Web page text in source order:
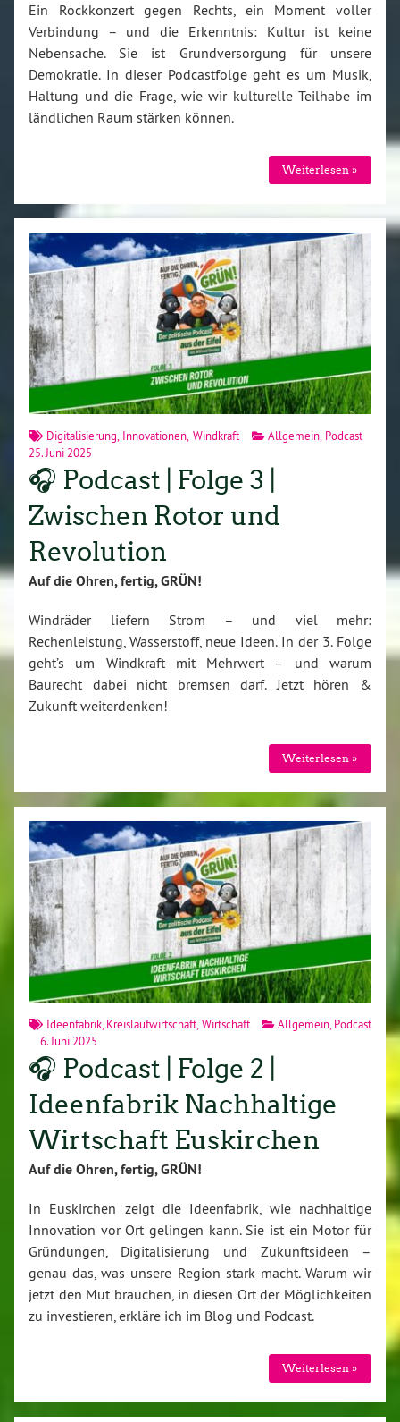
Ein Rockkonzert gegen Rechts, ein Moment voller
Verbindung – und die Erkenntnis: Kultur ist keine
Nebensache. Sie ist Grundversorgung für unsere
Demokratie. In dieser Podcastfolge geht es um Musik,
Haltung und die Frage, wie wir kulturelle Teilhabe im
ländlichen Raum stärken können.
Weiterlesen »
Digitalisierung Innovationen Windkraft Allgemein, Podcast
25. Juni 2025
🎧 Podcast | Folge 3 |
Zwischen Rotor und
Revolution
Auf die Ohren, fertig, GRÜN!
Windräder liefern Strom – und viel mehr:
Rechenleistung, Wasserstoff, neue Ideen. In der 3. Folge
geht’s um Windkraft mit Mehrwert – und warum
Baurecht dabei nicht bremsen darf. Jetzt hören &
Zukunft weiterdenken!
Weiterlesen »
Ideenfabrik, Kreislaufwirtschaft Wirtschaft Allgemein, Podcast
6. Juni 2025
🎧 Podcast | Folge 2 |
Ideenfabrik Nachhaltige
Wirtschaft Euskirchen
Auf die Ohren, fertig, GRÜN!
In Euskirchen zeigt die Ideenfabrik, wie nachhaltige
Innovation vor Ort gelingen kann. Sie ist ein Motor für
Gründungen, Digitalisierung und Zukunftsideen –
genau das, was unsere Region stark macht. Warum wir
jetzt den Mut brauchen, in diesen Ort der Möglichkeiten
zu investieren, erkläre ich im Blog und Podcast.
Weiterlesen »